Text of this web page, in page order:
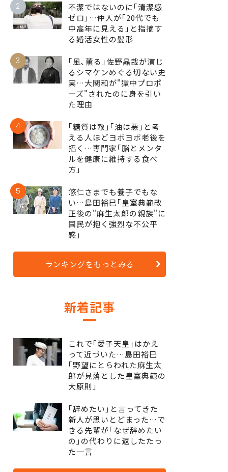
2
不潔ではないのに｢清潔感
ゼロ｣…仲人が｢20代でも
中高年に見える｣と指摘す
る婚活女性の髪形
3
｢風､薫る｣佐野晶哉が演じ
るシマケンめぐる切ない史
実…大関和が"獄中プロポ
ーズ"されたのに身を引い
た理由
4
｢糖質は敵｣｢油は悪｣と考
える人ほどヨボヨボ老後を
招く…専門家｢脳とメンタ
ルを健康に維持する食べ
方｣
5
悠仁さまでも養子でもな
い…島田裕巳｢皇室典範改
正後の"麻生太郎の親族"に
国民が抱く強烈な不公平
感｣
ランキングをもっとみる
新着記事
これで｢愛子天皇｣はかえ
って近づいた…島田裕巳
｢野望にとらわれた麻生太
郎が見落とした皇室典範の
大原則｣
｢辞めたい｣と言ってきた
新人が思いとどまった…で
きる先輩が｢なぜ辞めたい
の｣の代わりに返したたっ
た一言